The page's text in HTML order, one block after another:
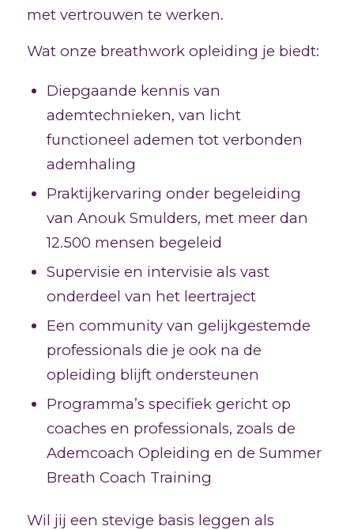
met vertrouwen te werken.
Wat onze breathwork opleiding je biedt:
Diepgaande kennis van
ademtechnieken, van licht
functioneel ademen tot verbonden
ademhaling
Praktijkervaring onder begeleiding
van Anouk Smulders, met meer dan
12.500 mensen begeleid
Supervisie en intervisie als vast
onderdeel van het leertraject
Een community van gelijkgestemde
professionals die je ook na de
opleiding blijft ondersteunen
Programma’s specifiek gericht op
coaches en professionals, zoals de
Ademcoach Opleiding en de Summer
Breath Coach Training
Wil jij een stevige basis leggen als